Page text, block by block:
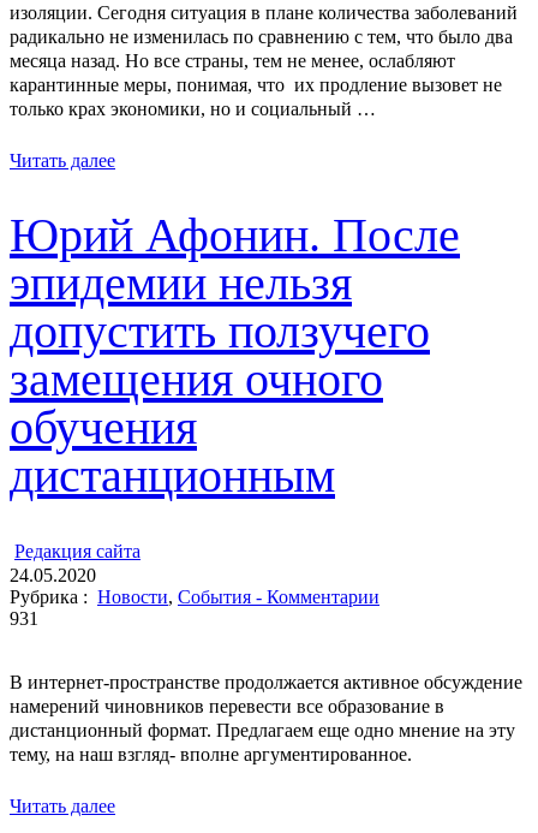
изоляции. Сегодня ситуация в плане количества заболеваний
радикально не изменилась по сравнению с тем, что было два
месяца назад. Но все страны, тем не менее, ослабляют
карантинные меры, понимая, что их продление вызовет не
только крах экономики, но и социальный …
Читать далее
Юрий Афонин. После
эпидемии нельзя
допустить ползучего
замещения очного
обучения
дистанционным
Редакция cайта
24.05.2020
Рубрика : Новости, События - Комментарии
931
В интернет-пространстве продолжается активное обсуждение
намерений чиновников перевести все образование в
дистанционный формат. Предлагаем еще одно мнение на эту
тему, на наш взгляд- вполне аргументированное.
Читать далее